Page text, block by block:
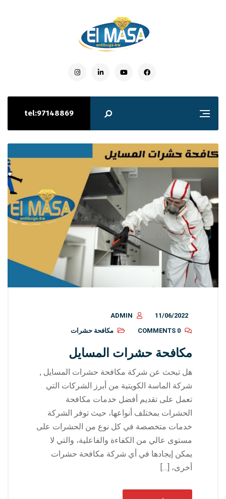
tel:97148869
11/06/2022
ADMIN
0 COMMENTS
مكافحة حشرات
مكافحة حشرات المسايل
هل تبحث عن شركة مكافحة حشرات المسايل ,
شركة الماسة الكويتية من أبرز الشركات التي
تعمل على تقديم أفضل خدمات مكافحة
الحشرات بمختلف أنواعها، حيث توفر الشركة
خدمات متخصصة في كل نوع من الحشرات على
مستوى عالي من الكفاءة والفاعلية، والتي لا
يمكن إيجادها في أي شركة مكافحة حشرات
أخرى، […]